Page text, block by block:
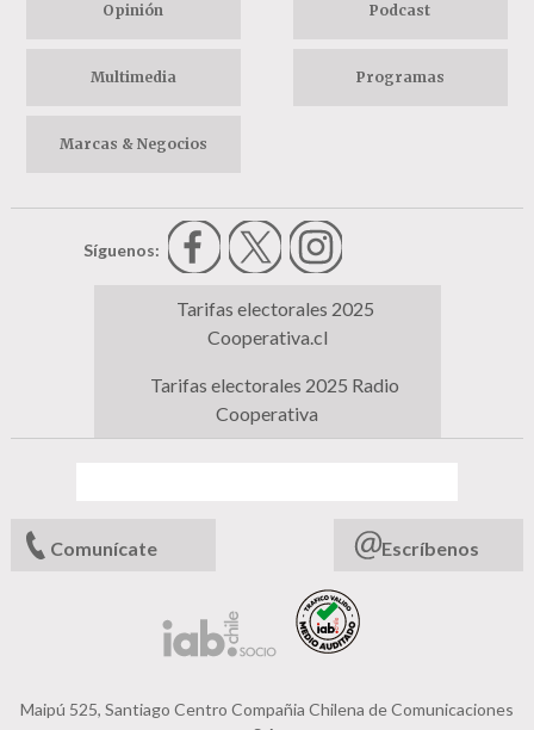
Opinión Podcast
Multimedia Programas
Marcas & Negocios
Síguenos:
Tarifas electorales 2025
Cooperativa.cl
Tarifas electorales 2025 Radio
Cooperativa
Comunícate Escríbenos
Maipú 525, Santiago Centro Compañia Chilena de Comunicaciones